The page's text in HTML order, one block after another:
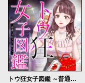
トウ狂女子図鑑 ～普通じゃ足りない私たち～